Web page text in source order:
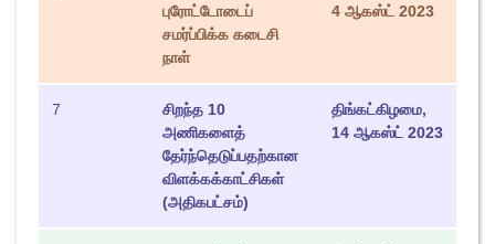
புரோட்டோடைப்
சமர்ப்பிக்க கடைசி
நாள்
4 ஆகஸ்ட் 2023
7
சிறந்த 10
அணிகளைத்
தேர்ந்தெடுப்பதற்கான
விளக்கக்காட்சிகள்
(அதிகபட்சம்)
திங்கட்கிழமை,
14 ஆகஸ்ட் 2023